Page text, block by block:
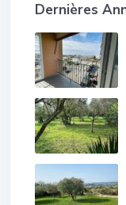
Dernières